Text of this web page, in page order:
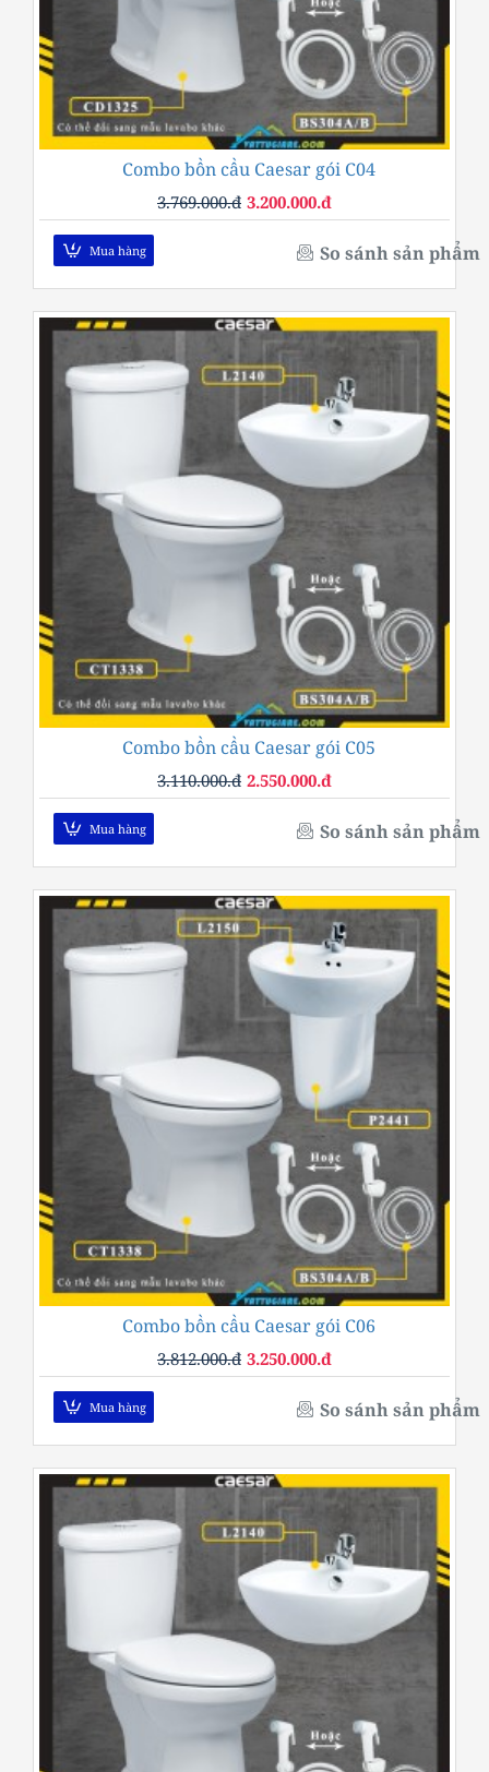
Combo bồn cầu Caesar gói C04
3.200.000.đ
3.769.000.đ
Mua hàng So sánh sản phẩm
Combo bồn cầu Caesar gói C05
2.550.000.đ
3.110.000.đ
Mua hàng So sánh sản phẩm
Combo bồn cầu Caesar gói C06
3.250.000.đ
3.812.000.đ
Mua hàng So sánh sản phẩm